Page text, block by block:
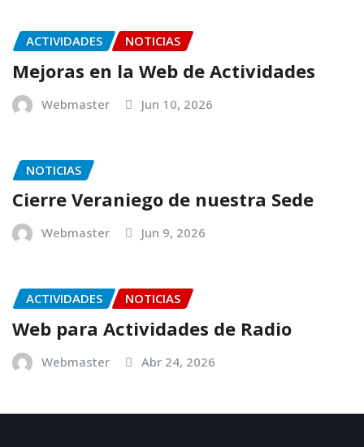
ACTIVIDADES NOTICIAS
Mejoras en la Web de Actividades
Webmaster Jun 10, 2026
NOTICIAS
Cierre Veraniego de nuestra Sede
Webmaster Jun 9, 2026
ACTIVIDADES NOTICIAS
Web para Actividades de Radio
Webmaster Abr 24, 2026